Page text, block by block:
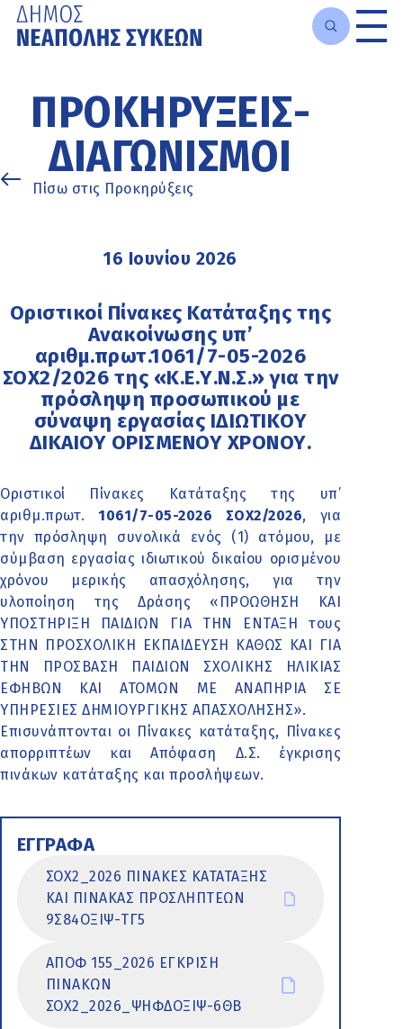
κυρίως
περιεχόμενο
ΠΡΟΚΗΡΎΞΕΙΣ-
ΔΙΑΓΩΝΙΣΜΟΊ
Πίσω στις Προκηρύξεις
16 Ιουνίου 2026
Οριστικοί Πίνακες Κατάταξης της
Ανακοίνωσης υπ’
αριθμ.πρωτ.1061/7-05-2026
ΣΟΧ2/2026 της «Κ.Ε.Υ.Ν.Σ.» για την
πρόσληψη προσωπικού με
σύναψη εργασίας ΙΔΙΩΤΙΚΟΥ
ΔΙΚΑΙΟΥ ΟΡΙΣΜΕΝΟΥ ΧΡΟΝΟΥ.
Οριστικοί Πίνακες Κατάταξης της υπ’
αριθμ.πρωτ.1061/7-05-2026 ΣΟΧ2/2026, για
την πρόσληψη συνολικά ενός (1) ατόμου, με
σύμβαση εργασίας ιδιωτικού δικαίου ορισμένου
χρόνου μερικής απασχόλησης, για την
υλοποίηση της Δράσης «ΠΡΟΩΘΗΣΗ ΚΑΙ
ΥΠΟΣΤΗΡΙΞΗ ΠΑΙΔΙΩΝ ΓΙΑ ΤΗΝ ΕΝΤΑΞΗ τους
ΣΤΗΝ ΠΡΟΣΧΟΛΙΚΗ ΕΚΠΑΙΔΕΥΣΗ ΚΑΘΩΣ ΚΑΙ ΓΙΑ
ΤΗΝ ΠΡΟΣΒΑΣΗ ΠΑΙΔΙΩΝ ΣΧΟΛΙΚΗΣ ΗΛΙΚΙΑΣ
ΕΦΗΒΩΝ ΚΑΙ ΑΤΟΜΩΝ ΜΕ ΑΝΑΠΗΡΙΑ ΣΕ
ΥΠΗΡΕΣΙΕΣ ΔΗΜΙΟΥΡΓΙΚΗΣ ΑΠΑΣΧΟΛΗΣΗΣ».
Επισυνάπτονται οι Πίνακες κατάταξης, Πίνακες
απορριπτέων και Απόφαση Δ.Σ. έγκρισης
πινάκων κατάταξης και προσλήψεων.
ΕΓΓΡΑΦΑ
ΣΟΧ2_2026 ΠΙΝΑΚΕΣ ΚΑΤΑΤΑΞΗΣ
ΚΑΙ ΠΙΝΑΚΑΣ ΠΡΟΣΛΗΠΤΕΩΝ
9Σ84ΟΞΙΨ-ΤΓ5
ΑΠΟΦ 155_2026 ΕΓΚΡΙΣΗ
ΠΙΝΑΚΩΝ
ΣΟΧ2_2026_ΨΗΦΔΟΞΙΨ-6ΘΒ